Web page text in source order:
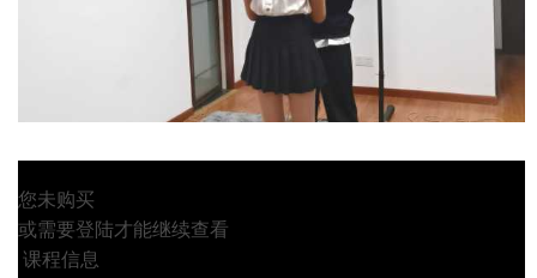
您未购买
或需要登陆才能继续查看
课程信息